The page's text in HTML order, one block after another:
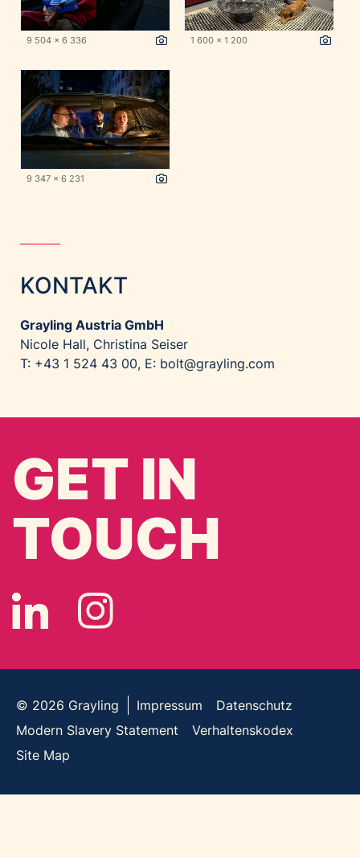
9 504 x 6 336 1 600 x 1 200
9 347 x 6 231
KONTAKT
Grayling Austria GmbH
Nicole Hall, Christina Seiser
T: +43 1 524 43 00, E: bolt@grayling.com
GET IN
TOUCH
© 2026 Grayling Impressum
Datenschutz
Modern Slavery Statement
Verhaltenskodex
Site Map